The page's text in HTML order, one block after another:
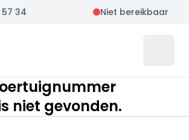
57 34 Niet bereikbaar
niet gevonden.